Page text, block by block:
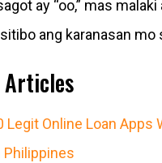
ay “oo,” mas
ang karanasan mo
Articles
Legit Online Loan
Philippines